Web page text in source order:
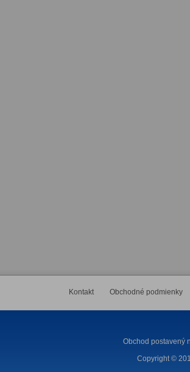
Kontakt Obchodné podmienky
Obchod postavený
Copyright ©